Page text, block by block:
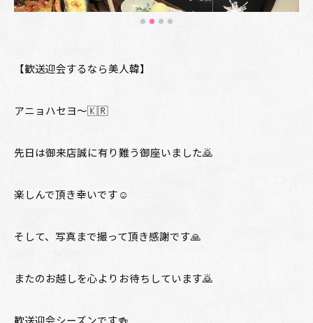
【歓送迎会するなら美人韓】
アニョハセヨ～🇰🇷
先日は御来店誠に有り難う御座いました🙇
楽しんで頂き幸いです☺️
そして、写真まで撮って頂き感謝です🙏
またのお越しを心よりお待ちしています🙇
歓送迎会シーズンです🍻